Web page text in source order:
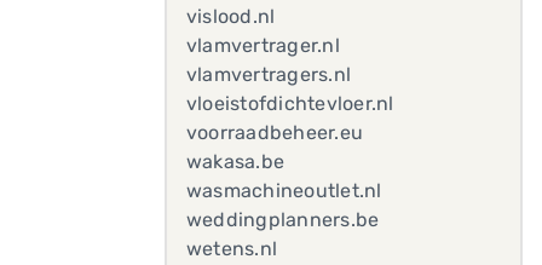
vislood.nl
vlamvertrager.nl
vlamvertragers.nl
vloeistofdichtevloer.nl
voorraadbeheer.eu
wakasa.be
wasmachineoutlet.nl
weddingplanners.be
wetens.nl